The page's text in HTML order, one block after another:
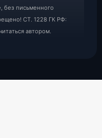
без письменного
СТ. 1228 ГК РФ:
автором.